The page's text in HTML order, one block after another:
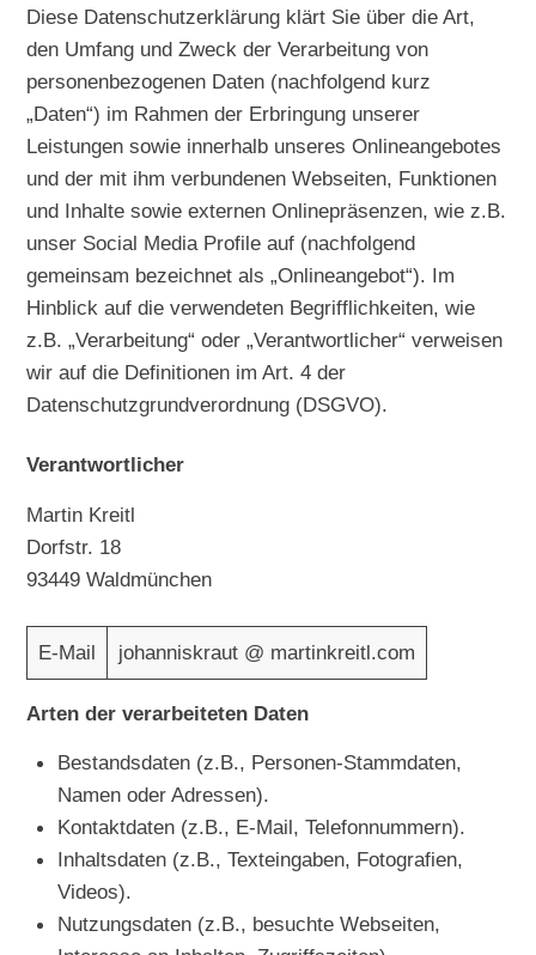
Diese Datenschutzerklärung klärt Sie über die Art,
den Umfang und Zweck der Verarbeitung von
personenbezogenen Daten (nachfolgend kurz
„Daten“) im Rahmen der Erbringung unserer
Leistungen sowie innerhalb unseres Onlineangebotes
und der mit ihm verbundenen Webseiten, Funktionen
und Inhalte sowie externen Onlinepräsenzen, wie z.B.
unser Social Media Profile auf (nachfolgend
gemeinsam bezeichnet als „Onlineangebot“). Im
Hinblick auf die verwendeten Begrifflichkeiten, wie
z.B. „Verarbeitung“ oder „Verantwortlicher“ verweisen
wir auf die Definitionen im Art. 4 der
Datenschutzgrundverordnung (DSGVO).
Verantwortlicher
Martin Kreitl
Dorfstr. 18
93449 Waldmünchen
E-Mail johanniskraut @ martinkreitl.com
Arten der verarbeiteten Daten
Bestandsdaten (z.B., Personen-Stammdaten,
Namen oder Adressen).
Kontaktdaten (z.B., E-Mail, Telefonnummern).
Inhaltsdaten (z.B., Texteingaben, Fotografien,
Videos).
Nutzungsdaten (z.B., besuchte Webseiten,